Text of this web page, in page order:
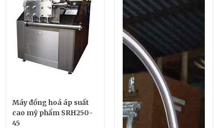
Máy đồng hoá áp suất
cao mỹ phẩm SRH250-
45